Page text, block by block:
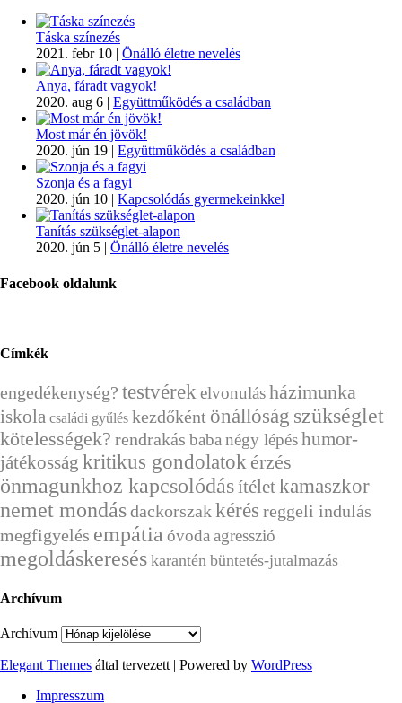
Táska színezés
2021. febr 10 | Önálló életre nevelés
Anya, fáradt vagyok!
2020. aug 6 | Együttműködés a családban
Most már én jövök!
2020. jún 19 | Együttműködés a családban
Szonja és a fagyi
2020. jún 10 | Kapcsolódás gyermekeinkkel
Tanítás szükséglet-alapon
2020. jún 5 | Önálló életre nevelés
Facebook oldalunk
Címkék
engedékenység? testvérekelvonulásházimunka
iskola családi gyűlés kezdőként önállóság szükséglet
kötelességek? rendrakás babanégy lépéshumor-
játékosság kritikus gondolatok érzés
önmagunkhoz kapcsolódásítéletkamaszkor
nemet mondásdackorszakkérés reggeli indulás
megfigyelés empátia óvodaagresszió
megoldáskeresés karantén büntetés-jutalmazás
Archívum
Archívum
Elegant Themes által tervezett | Powered by WordPress
Impresszum